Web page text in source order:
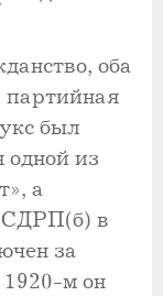
оба
партийная
был
из
а
в
за
1920-м он